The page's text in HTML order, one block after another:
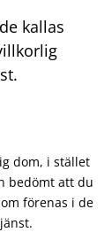
kallas
dom, i stället
bedömt att du
förenas i de